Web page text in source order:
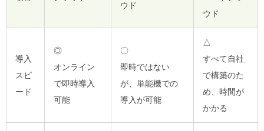
ウド
ウド
導入
スピ
ード
◎
オンライン
で即時導入
可能
〇
即時ではない
が、単能機での
導入が可能
△
すべて自社
で構築のた
め、時間が
かかる